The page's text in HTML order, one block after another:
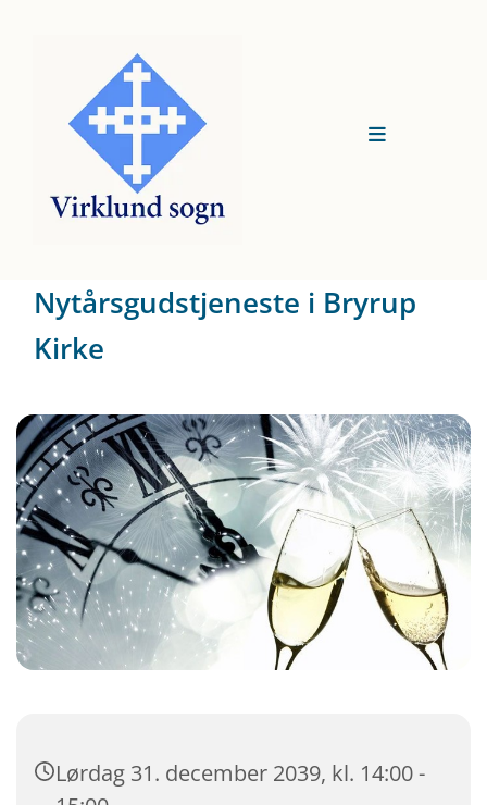
Nytårsgudstjeneste i Bryrup
Kirke
Lørdag 31. december 2039, kl. 14:00 -